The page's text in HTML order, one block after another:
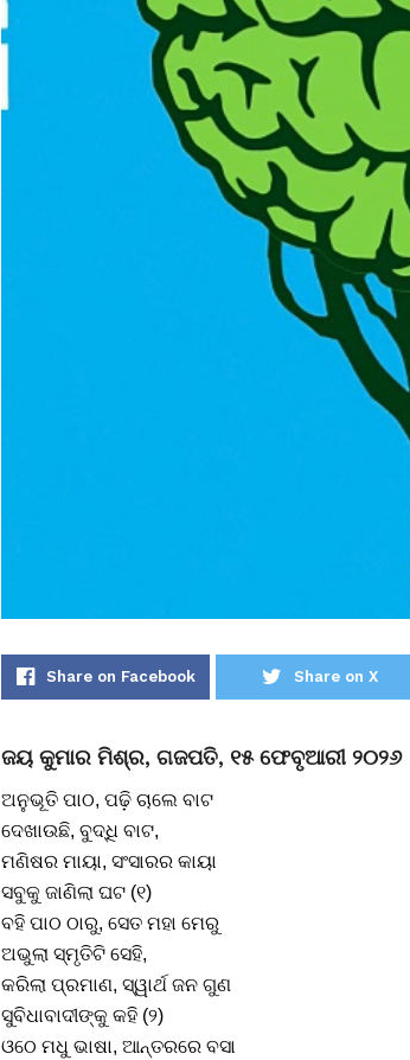
Share on Facebook Share on X
ଜୟ କୁମାର ମିଶ୍ର, ଗଜପତି, ୧୫ ଫେବୃଆରୀ ୨୦୨୬
ଅନୁଭୂତି ପାଠ, ପଢ଼ି ଚାଲେ ବାଟ
ଦେଖାଉଛି, ବୁଦ୍ଧି ବାଟ,
ମଣିଷର ମାୟା, ସଂସାରର କାୟା
ସବୁକୁ ଜାଣିଲା ଘଟ (୧)
ବହି ପାଠ ଠାରୁ, ସେତ ମହା ମେରୁ
ଅଭୁଲା ସ୍ମୃତିଟି ସେହି,
କରିଲା ପ୍ରମାଣ, ସ୍ୱାର୍ଥ ଜନ ଗୁଣ
ସୁବିଧାବାଦୀଙ୍କୁ କହି (୨)
ଓଠେ ମଧୁ ଭାଷା, ଆନ୍ତରରେ ବସା